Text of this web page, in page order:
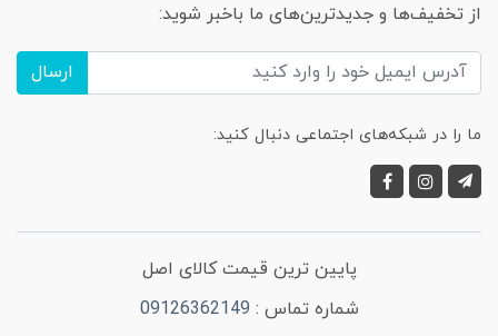
از تخفیف‌ها و جدیدترین‌های ما باخبر شوید:
ارسال
ما را در شبکه‌های اجتماعی دنبال کنید:
پایین ترین قیمت کالای اصل
شماره تماس : 09126362149